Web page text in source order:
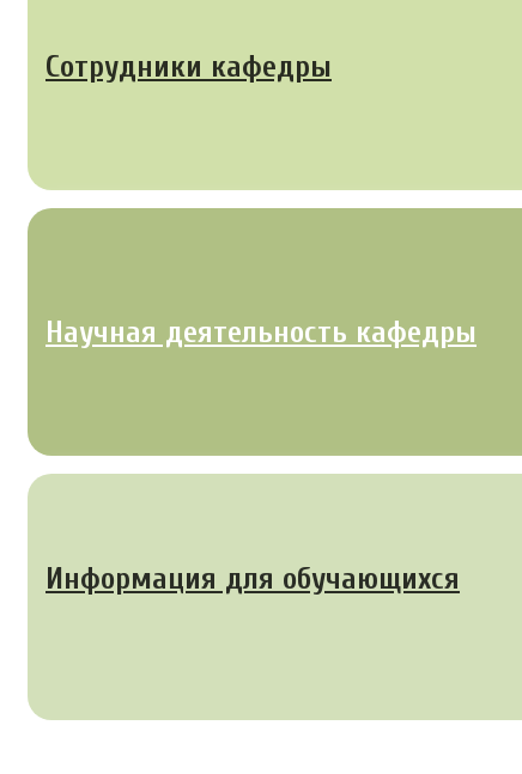
Сотрудники кафедры
Научная деятельность кафедры
Информация для обучающихся